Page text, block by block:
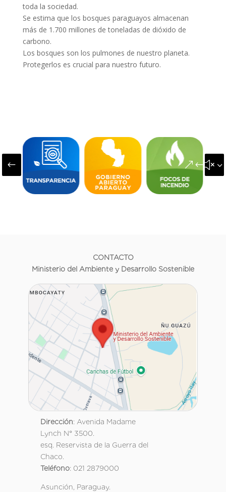
toda la sociedad.
Se estima que los bosques paraguayos almacenan
más de 1.700 millones de toneladas de dióxido de
carbono.
Los bosques son los pulmones de nuestro planeta.
Protegerlos es crucial para nuestro futuro.
#
CONTACTO
Ministerio del Ambiente y Desarrollo Sostenible
Dirección: Avenida Madame
Lynch N° 3500.
esq. Reservista de la Guerra del
Chaco.
Teléfono: 021 2879000
Asunción, Paraguay.